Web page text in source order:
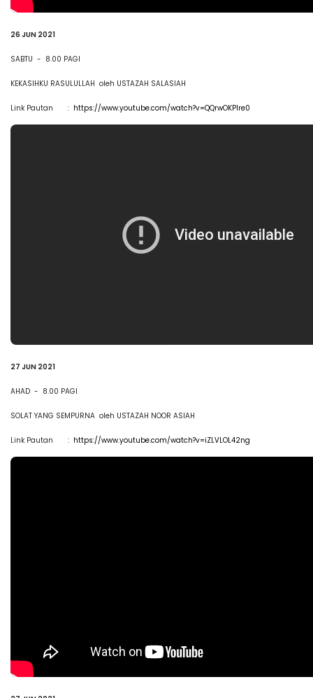
26 JUN 2021
SABTU - 8.00 PAGI
KEKASIHKU RASULULLAH oleh USTAZAH SALASIAH
Link Pautan : https://www.youtube.com/watch?v=QQrwOKPIre0
27 JUN 2021
AHAD - 8.00 PAGI
SOLAT YANG SEMPURNA oleh USTAZAH NOOR ASIAH
Link Pautan : https://www.youtube.com/watch?v=iZLVLOL42ng